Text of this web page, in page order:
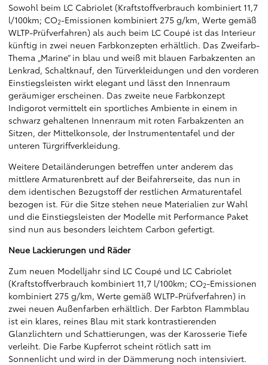
Sowohl beim LC Cabriolet (Kraftstoffverbrauch kombiniert 11,7
l/100km; CO2-Emissionen kombiniert 275 g/km, Werte gemäß
WLTP-Prüfverfahren) als auch beim LC Coupé ist das Interieur
künftig in zwei neuen Farbkonzepten erhältlich. Das Zweifarb-
Thema „Marine“ in blau und weiß mit blauen Farbakzenten an
Lenkrad, Schaltknauf, den Türverkleidungen und den vorderen
Einstiegsleisten wirkt elegant und lässt den Innenraum
geräumiger erscheinen. Das zweite neue Farbkonzept
Indigorot vermittelt ein sportliches Ambiente in einem in
schwarz gehaltenen Innenraum mit roten Farbakzenten an
Sitzen, der Mittelkonsole, der Instrumententafel und der
unteren Türgriffverkleidung.
Weitere Detailänderungen betreffen unter anderem das
mittlere Armaturenbrett auf der Beifahrerseite, das nun in
dem identischen Bezugstoff der restlichen Armaturentafel
bezogen ist. Für die Sitze stehen neue Materialien zur Wahl
und die Einstiegsleisten der Modelle mit Performance Paket
sind nun aus besonders leichtem Carbon gefertigt.
Neue Lackierungen und Räder
Zum neuen Modelljahr sind LC Coupé und LC Cabriolet
(Kraftstoffverbrauch kombiniert 11,7 l/100km; CO2-Emissionen
kombiniert 275 g/km, Werte gemäß WLTP-Prüfverfahren) in
zwei neuen Außenfarben erhältlich. Der Farbton Flammblau
ist ein klares, reines Blau mit stark kontrastierenden
Glanzlichtern und Schattierungen, was der Karosserie Tiefe
verleiht. Die Farbe Kupferrot scheint rötlich satt im
Sonnenlicht und wird in der Dämmerung noch intensiviert.